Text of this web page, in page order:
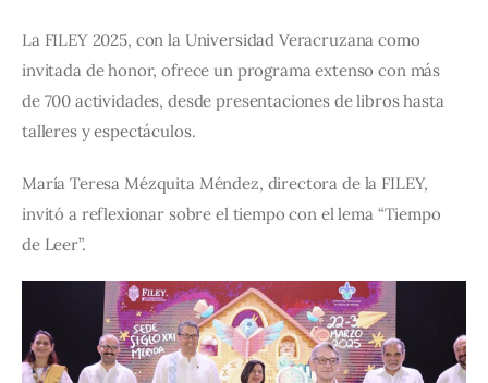
La FILEY 2025, con la Universidad Veracruzana como
invitada de honor, ofrece un programa extenso con más
de 700 actividades, desde presentaciones de libros hasta
talleres y espectáculos.
María Teresa Mézquita Méndez, directora de la FILEY,
invitó a reflexionar sobre el tiempo con el lema “Tiempo
de Leer”.